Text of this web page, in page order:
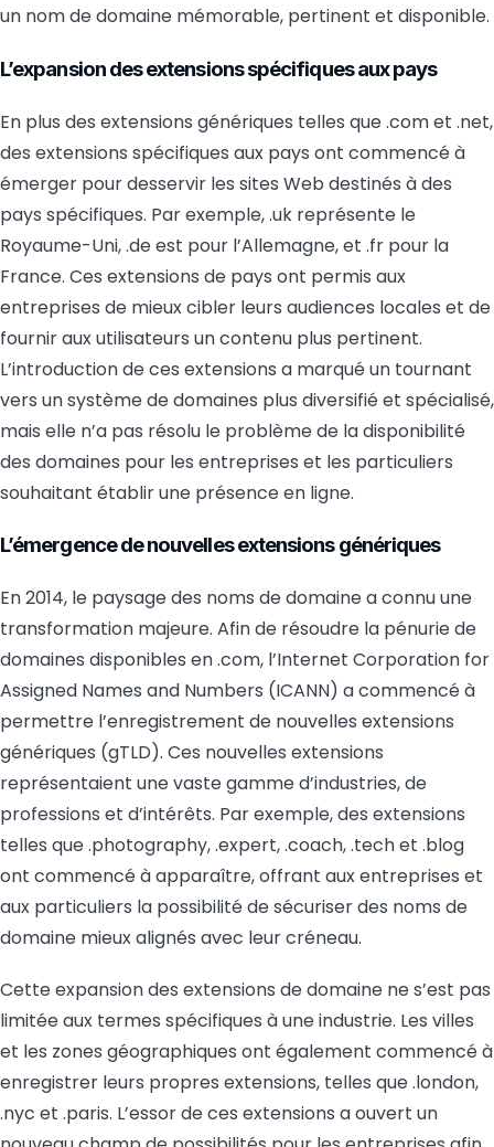
un nom de domaine mémorable, pertinent et disponible.
L’expansion des extensions spécifiques aux pays
En plus des extensions génériques telles que .com et .net,
des extensions spécifiques aux pays ont commencé à
émerger pour desservir les sites Web destinés à des
pays spécifiques. Par exemple, .uk représente le
Royaume-Uni, .de est pour l’Allemagne, et .fr pour la
France. Ces extensions de pays ont permis aux
entreprises de mieux cibler leurs audiences locales et de
fournir aux utilisateurs un contenu plus pertinent.
L’introduction de ces extensions a marqué un tournant
vers un système de domaines plus diversifié et spécialisé,
mais elle n’a pas résolu le problème de la disponibilité
des domaines pour les entreprises et les particuliers
souhaitant établir une présence en ligne.
L’émergence de nouvelles extensions génériques
En 2014, le paysage des noms de domaine a connu une
transformation majeure. Afin de résoudre la pénurie de
domaines disponibles en .com, l’Internet Corporation for
Assigned Names and Numbers (ICANN) a commencé à
permettre l’enregistrement de nouvelles extensions
génériques (gTLD). Ces nouvelles extensions
représentaient une vaste gamme d’industries, de
professions et d’intérêts. Par exemple, des extensions
telles que .photography, .expert, .coach, .tech et .blog
ont commencé à apparaître, offrant aux entreprises et
aux particuliers la possibilité de sécuriser des noms de
domaine mieux alignés avec leur créneau.
Cette expansion des extensions de domaine ne s’est pas
limitée aux termes spécifiques à une industrie. Les villes
et les zones géographiques ont également commencé à
enregistrer leurs propres extensions, telles que .london,
.nyc et .paris. L’essor de ces extensions a ouvert un